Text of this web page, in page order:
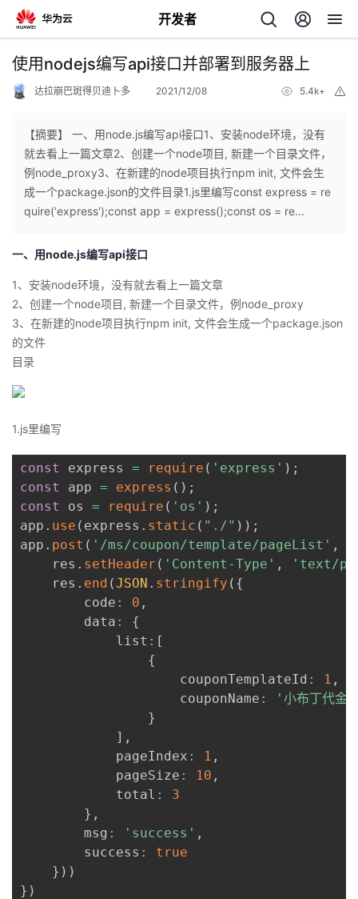
开发者
返
个
页
开
发
者
我
的
博
客
我
的
论
我
的
我
堂我
使用nodejs编写api接口并部署到服务器上
达拉崩巴斑得贝迪卜多 2021/12/08 5.4k+
【摘要】 一、用node.js编写api接口1、安装node环境，没有
就去看上一篇文章2、创建一个node项目, 新建一个目录文件，
例node_proxy3、在新建的node项目执行npm init, 文件会生
成一个package.json的文件目录1.js里编写const express = re
quire('express');const app = express();const os = re...
一、用node.js编写api接口
1、安装node环境，没有就去看上一篇文章
2、创建一个node项目, 新建一个目录文件，例node_proxy
3、在新建的node项目执行npm init, 文件会生成一个package.json
的文件
目录
1.js里编写
const express = require ( 'express' ) ;
const
app = express ( ) ;
const
os = require ( 'os' ) ;
app . use ( express . static ( "./" ) ) ;
app . post ( '/ms/coupon/template/pageList' ,
    res
. setHeader ( 'Content-Type' ,
'text/
    res
. end (JSON . stringify ( {
        code
: 0 ,
        data
:
{
            list
: [
{
                    couponTemplateId
: 1 ,
                    couponName
:
'小布丁代金
}
] ,
            pageIndex
: 1 ,
            pageSize
: 10 ,
            total
:
3
} ,
        msg
: 'success' ,
        success
:
true
} ) )
} )